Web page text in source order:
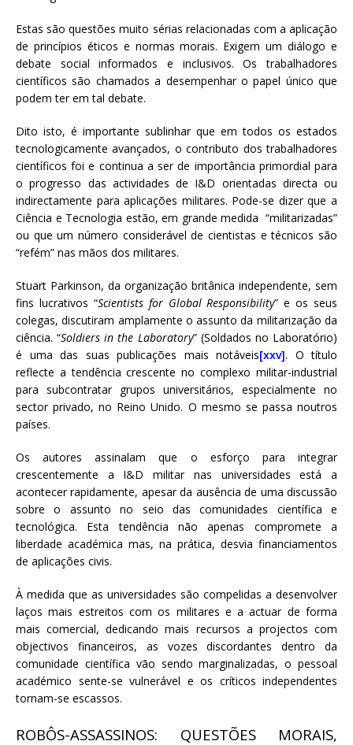
Estas são questões muito sérias relacionadas com a aplicação
de princípios éticos e normas morais. Exigem um diálogo e
debate social informados e inclusivos. Os trabalhadores
científicos são chamados a desempenhar o papel único que
podem ter em tal debate.
Dito isto, é importante sublinhar que em todos os estados
tecnologicamente avançados, o contributo dos trabalhadores
científicos foi e continua a ser de importância primordial para
o progresso das actividades de I&D orientadas directa ou
indirectamente para aplicações militares. Pode-se dizer que a
Ciência e Tecnologia estão, em grande medida “militarizadas”
ou que um número considerável de cientistas e técnicos são
“refém” nas mãos dos militares.
Stuart Parkinson, da organização britânica independente, sem
fins lucrativos “Scientists for Global Responsibility” e os seus
colegas, discutiram amplamente o assunto da militarização da
ciência. “Soldiers in the Laboratory” (Soldados no Laboratório)
é uma das suas publicações mais notáveis[xxv]. O título
reflecte a tendência crescente no complexo militar-industrial
para subcontratar grupos universitários, especialmente no
sector privado, no Reino Unido. O mesmo se passa noutros
países.
Os autores assinalam que o esforço para integrar
crescentemente a I&D militar nas universidades está a
acontecer rapidamente, apesar da ausência de uma discussão
sobre o assunto no seio das comunidades científica e
tecnológica. Esta tendência não apenas compromete a
liberdade académica mas, na prática, desvia financiamentos
de aplicações civis.
À medida que as universidades são compelidas a desenvolver
laços mais estreitos com os militares e a actuar de forma
mais comercial, dedicando mais recursos a projectos com
objectivos financeiros, as vozes discordantes dentro da
comunidade científica vão sendo marginalizadas, o pessoal
académico sente-se vulnerável e os críticos independentes
tornam-se escassos.
ROBÔS-ASSASSINOS: QUESTÕES MORAIS,